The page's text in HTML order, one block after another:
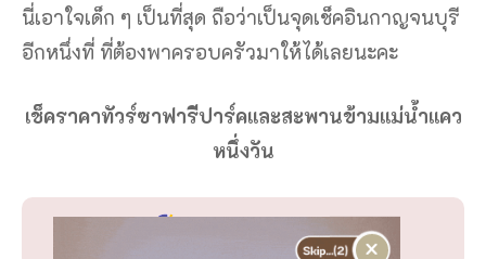
นี่เอาใจเด็ก ๆ เป็นที่สุด ถือว่าเป็นจุดเช็คอินกาญจนบุรี
อีกหนึ่งที่ ที่ต้องพาครอบครัวมาให้ได้เลยนะคะ
เช็คราคาทัวร์ซาฟารีปาร์คและสะพานข้ามแม่น้ำแคว
หนึ่งวัน
Klook Thailand